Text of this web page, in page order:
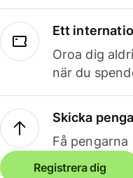
Ett
Oroa dig
när du
Skicka
Få
Registrera dig